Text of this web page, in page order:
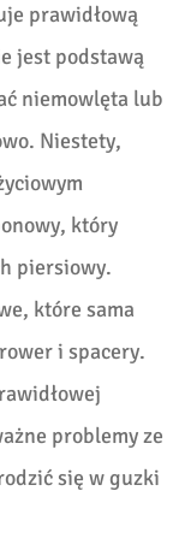
prawidłową
jest podstawą
niemowlęta lub
Niestety,
który
piersiowy.
które sama
i spacery.
problemy ze
się w guzki